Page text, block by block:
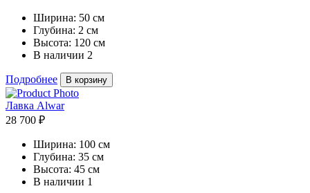
Ширина: 50 см
Глубина: 2 см
Высота: 120 см
В наличии 2
Подробнее В корзину
Лавка Alwar
28 700 ₽
Ширина: 100 см
Глубина: 35 см
Высота: 45 см
В наличии 1